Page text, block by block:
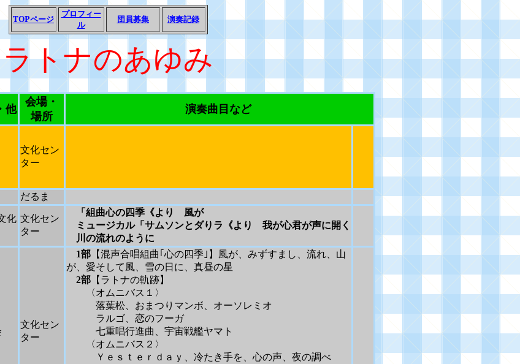
TOPページ
プロフィー
ル
団員募集 演奏記録
ラトナのあゆみ
他
会場・
場所
演奏曲目など
文化セン
ター
だるま
化 文化セン
ター
「組曲心の四季《より 風が
ミュージカル「サムソンとダりラ《より 我が心君が声に開く
川の流れのように
文化セン
ター
1部 【混声合唱組曲｢心の四季｣】風が、みずすまし、流れ、山
が、愛そして風、雪の日に、真昼の星
2部 【ラトナの軌跡】
〈オムニバス１〉
落葉松、おまつりマンボ、オーソレミオ
ラルゴ、恋のフーガ
七重唱行進曲、宇宙戦艦ヤマト
〈オムニバス２〉
Ｙｅｓｔｅｒｄａｙ、冷たき手を、心の声、夜の調べ